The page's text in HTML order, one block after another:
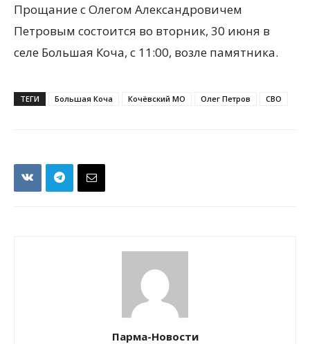
Прощание с Олегом Александровичем
Петровым состоится во вторник, 30 июня в
селе Большая Коча, с 11:00, возле памятника.
ТЕГИ Большая Коча Кочёвский МО Олег Петров СВО
Парма-Новости